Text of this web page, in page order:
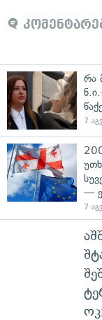
რა
7
—
7